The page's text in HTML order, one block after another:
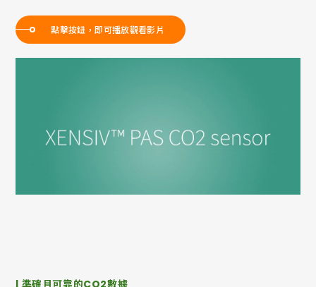
點擊按鈕，即可播放觀看影片
| 準確且可靠的CO2數據